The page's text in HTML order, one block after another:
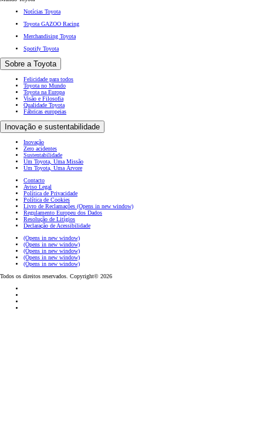
Notícias Toyota
Toyota GAZOO Racing
Merchandising Toyota
Spotify Toyota
Sobre a Toyota
Felicidade para todos
Toyota no Mundo
Toyota na Europa
Visão e Filosofia
Qualidade Toyota
Fábricas europeias
Inovação e sustentabilidade
Inovação
Zero acidentes
Sustentabilidade
Um Toyota, Uma Missão
Um Toyota, Uma Árvore
Contacto
Aviso Legal
Política de Privacidade
Política de Cookies
Livro de Reclamações (Opens in new window)
Regulamento Europeu dos Dados
Resolução de Litígios
Declaração de Acessibilidade
(Opens in new window)
(Opens in new window)
(Opens in new window)
(Opens in new window)
(Opens in new window)
Todos os direitos reservados. Copyright© 2026